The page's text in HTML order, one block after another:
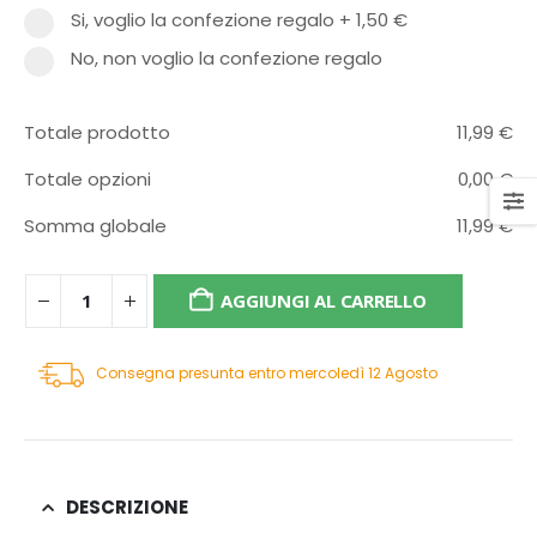
Si, voglio la confezione regalo + 1,50 €
No, non voglio la confezione regalo
Totale prodotto 11,99 €
Totale opzioni
0,00 €
Somma globale
11,99€
AGGIUNGI AL CARRELLO
Consegna presunta entro mercoledì 12 Agosto
DESCRIZIONE